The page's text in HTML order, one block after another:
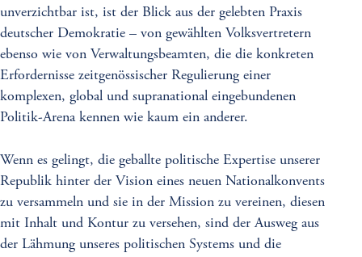
unverzichtbar ist, ist der Blick aus der gelebten Praxis
deutscher Demokratie – von gewählten Volksvertretern
ebenso wie von Verwaltungsbeamten, die die konkreten
Erfordernisse zeitgenössischer Regulierung einer
komplexen, global und supranational eingebundenen
Politik-Arena kennen wie kaum ein anderer.
Wenn es gelingt, die geballte politische Expertise unserer
Republik hinter der Vision eines neuen Nationalkonvents
zu versammeln und sie in der Mission zu vereinen, diesen
mit Inhalt und Kontur zu versehen, sind der Ausweg aus
der Lähmung unseres politischen Systems und die